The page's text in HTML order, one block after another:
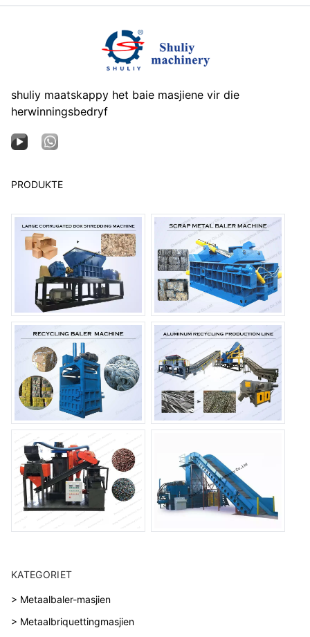
shuliy maatskappy het baie masjiene vir die
herwinningsbedryf
PRODUKTE
KATEGORIET
> Metaalbaler-masjien
> Metaalbriquettingmasjien